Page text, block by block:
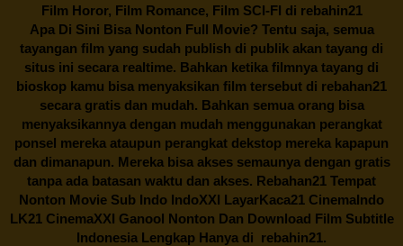
Film Horor, Film Romance, Film SCI-FI di rebahin21
Apa Di Sini Bisa Nonton Full Movie? Tentu saja, semua
tayangan film yang sudah publish di publik akan tayang di
situs ini secara realtime. Bahkan ketika filmnya tayang di
bioskop kamu bisa menyaksikan film tersebut di rebahan21
secara gratis dan mudah. Bahkan semua orang bisa
menyaksikannya dengan mudah menggunakan perangkat
ponsel mereka ataupun perangkat dekstop mereka kapapun
dan dimanapun. Mereka bisa akses semaunya dengan gratis
tanpa ada batasan waktu dan akses. Rebahan21 Tempat
Nonton Movie Sub Indo IndoXXI LayarKaca21 CinemaIndo
LK21 CinemaXXI Ganool Nonton Dan Download Film Subtitle
Indonesia Lengkap Hanya di rebahin21.